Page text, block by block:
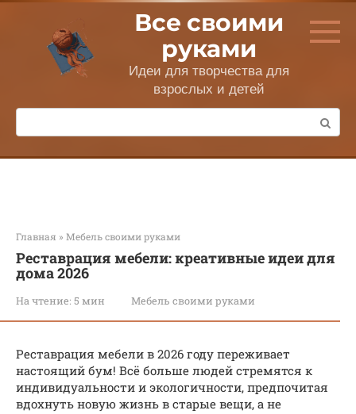
Перейти
контенту
Все своими
руками
Идеи для творчества для
взрослых и детей
Поиск:
Главная » Мебель своими руками
Реставрация мебели: креативные идеи для
дома 2026
На чтение: 5 мин Мебель своими руками
Реставрация мебели в 2026 году переживает
настоящий бум! Всё больше людей стремятся к
индивидуальности и экологичности, предпочитая
вдохнуть новую жизнь в старые вещи, а не